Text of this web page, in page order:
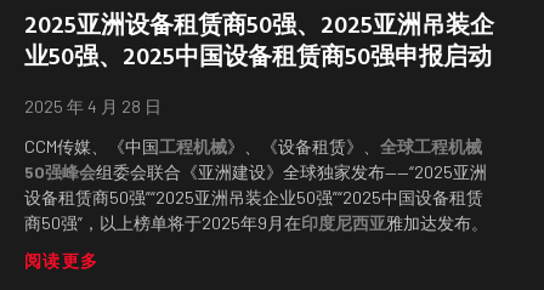
2025亚洲设备租赁商50强、2025亚洲吊装企
业50强、2025中国设备租赁商50强申报启动
2025 年 4 月 28 日
CCM传媒、《中国工程机械》、《设备租赁》、 全球工程机械
50强峰会组委会联合《亚洲建设》全球独家发布——“2025亚洲
设备租赁商50强”“2025亚洲吊装企业50强”“2025中国设备租赁
商50强”，以上榜单将于2025年9月在印度尼西亚雅加达发布。
阅读更多